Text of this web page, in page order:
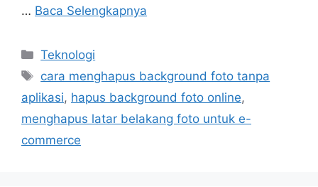
… Baca Selengkapnya
Kategori
Teknologi
Tag
cara menghapus background foto tanpa
aplikasi, hapus background foto online,
menghapus latar belakang foto untuk e-
commerce